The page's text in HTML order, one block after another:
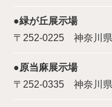
●緑が丘展示場
〒252-0225 神奈川
●原当麻展示場
〒252-0335 神奈川